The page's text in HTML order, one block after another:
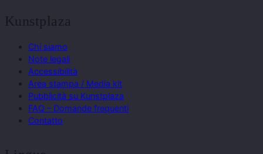
Kunstplaza
Chi siamo
Note legali
Accessibilità
Area stampa / Media kit
Pubblicità su Kunstplaza
FAQ – Domande frequenti
Contatto